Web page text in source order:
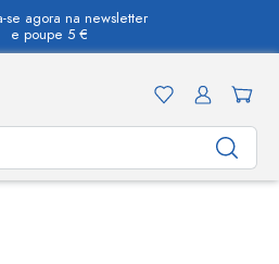
se agora na newsletter
e poupe 5 €